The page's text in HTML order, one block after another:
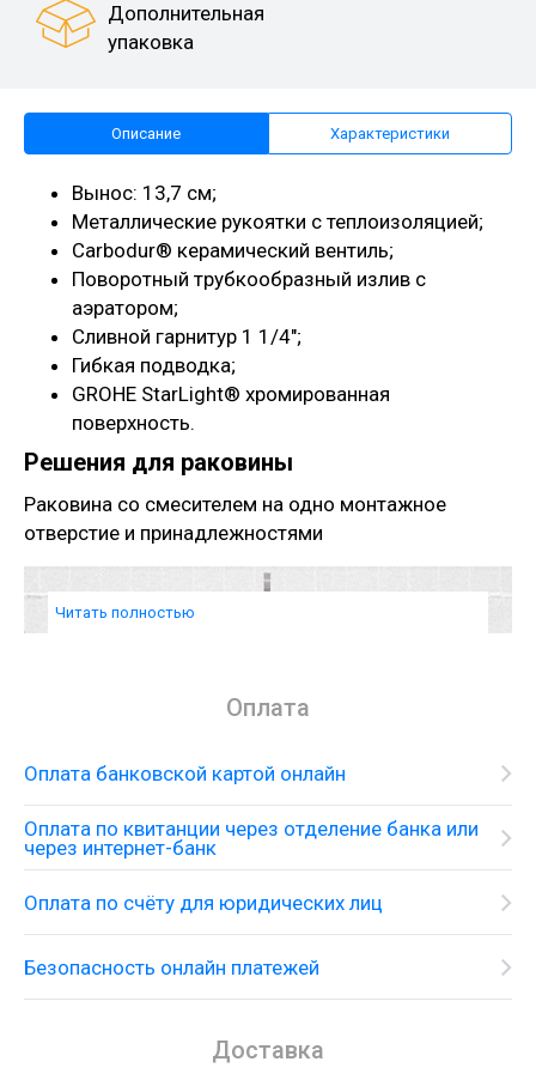
Дополнительная
упаковка
Описание Характеристики
Вынос: 13,7 см;
Металлические рукоятки с теплоизоляцией;
Carbodur® керамический вентиль;
Поворотный трубкообразный излив с
аэратором;
Сливной гарнитур 1 1/4";
Гибкая подводка;
GROHE StarLight® хромированная
поверхность.
Решения для раковины
Раковина со смесителем на одно монтажное
отверстие и принадлежностями
Двойная раковина со смесителем на одно
Читать полностью
Оплата
Оплата банковской картой онлайн
Оплата по квитанции через отделение банка или
через интернет-банк
Оплата по счёту для юридических лиц
Безопасность онлайн платежей
Доставка